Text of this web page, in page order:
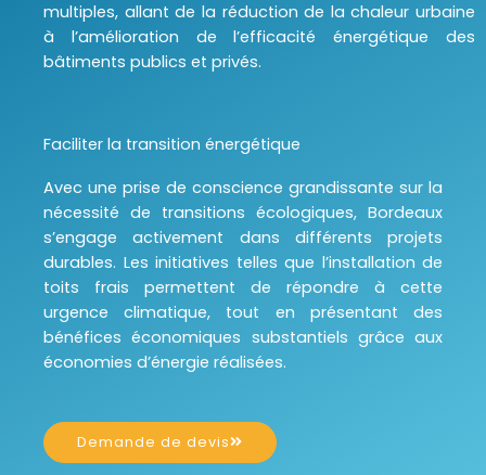
multiples, allant de la réduction de la chaleur urbaine
à l’amélioration de l’efficacité énergétique des
bâtiments publics et privés.
Faciliter la transition énergétique
Avec une prise de conscience grandissante sur la
nécessité de transitions écologiques, Bordeaux
s’engage activement dans différents projets
durables. Les initiatives telles que l’installation de
toits frais permettent de répondre à cette
urgence climatique, tout en présentant des
bénéfices économiques substantiels grâce aux
économies d’énergie réalisées.
Demande de devis